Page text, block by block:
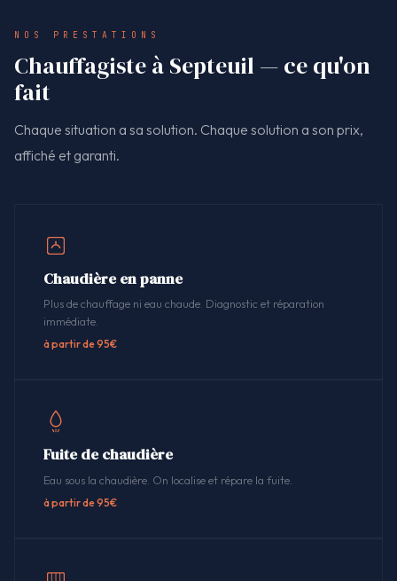
NOS PRESTATIONS
Chauffagiste à Septeuil — ce qu'on
fait
Chaque situation a sa solution. Chaque solution a son prix,
affiché et garanti.
Chaudière en panne
Plus de chauffage ni eau chaude. Diagnostic et réparation
immédiate.
à partir de 95€
Fuite de chaudière
Eau sous la chaudière. On localise et répare la fuite.
à partir de 95€